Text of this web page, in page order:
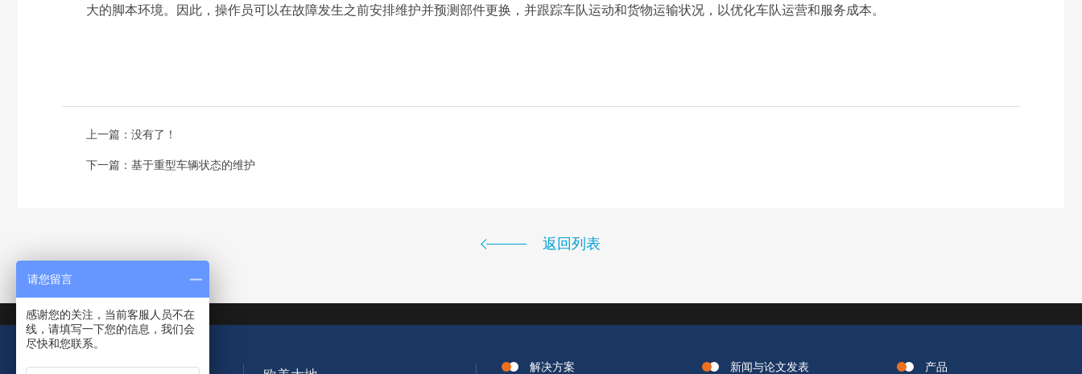
大的脚本环境。因此，操作员可以在故障发生之前安排维护并预测部件更换，并跟踪车队运动和货物运输状况，以优化车队运营和服务成本。
上一篇：没有了！
下一篇： 基于重型车辆状态的维护
返回列表
解决方案 新闻与论文发表 产品
请您留言
感谢您的关注，当前客服人员不在
线，请填写一下您的信息，我们会
尽快和您联系。